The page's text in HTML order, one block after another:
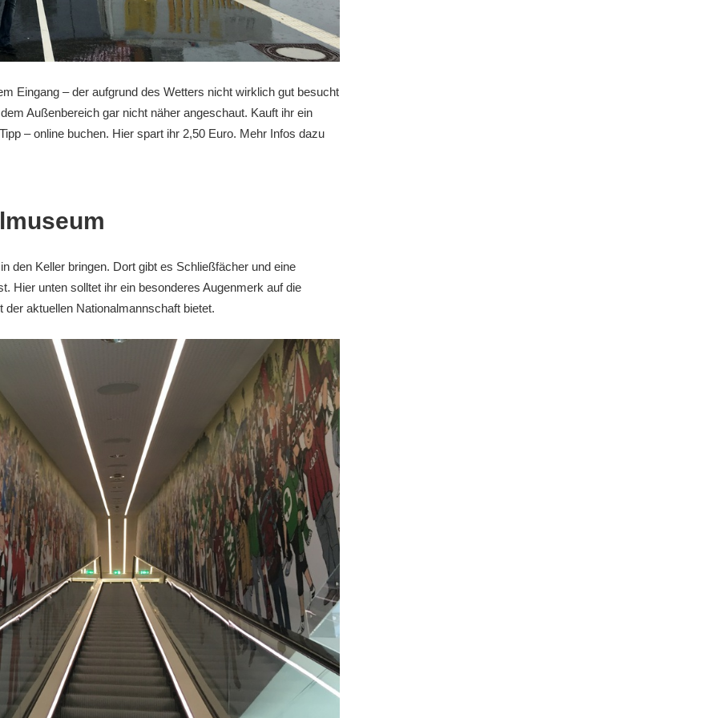
Eingang – der aufgrund des Wetters nicht wirklich gut besucht
Außenbereich gar nicht näher angeschaut. Kauft ihr ein
– online buchen. Hier spart ihr 2,50 Euro. Mehr Infos dazu
den Keller bringen. Dort gibt es Schließfächer und eine
Hier unten solltet ihr ein besonderes Augenmerk auf die
aktuellen Nationalmannschaft bietet.